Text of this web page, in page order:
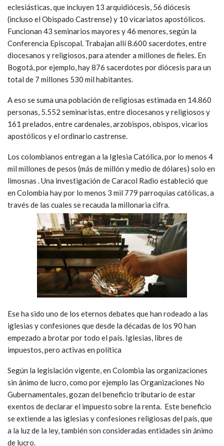
eclesiásticas, que incluyen 13 arquidiócesis, 56 diócesis
(incluso el Obispado Castrense) y 10 vicariatos apostólicos.
Funcionan 43 seminarios mayores y 46 menores, según la
Conferencia Episcopal. Trabajan allí 8.600 sacerdotes, entre
diocesanos y religiosos, para atender a millones de fieles. En
Bogotá, por ejemplo, hay 876 sacerdotes por diócesis para un
total de 7 millones 530 mil habitantes.
A eso se suma una población de religiosas estimada en 14.860
personas, 5.552 seminaristas, entre diocesanos y religiosos y
161 prelados, entre cardenales, arzobispos, obispos, vicarios
apostólicos y el ordinario castrense.
Los colombianos entregan a la Iglesia Católica, por lo menos 4
mil millones de pesos (más de millón y medio de dólares) solo en
limosnas . Una investigación de Caracol Radio estableció que
en Colombia hay por lo menos 3 mil 779 parroquias católicas, a
través de las cuales se recauda la millonaria cifra.
Ese ha sido uno de los eternos debates que han rodeado a las
iglesias y confesiones que desde la décadas de los 90 han
empezado a brotar por todo el país. Iglesias, libres de
impuestos, pero activas en política
Según la legislación vigente, en Colombia las organizaciones
sin ánimo de lucro, como por ejemplo las Organizaciones No
Gubernamentales, gozan del beneficio tributario de estar
exentos de declarar el impuesto sobre la renta. Este beneficio
se extiende a las iglesias y confesiones religiosas del país, que
a la luz de la ley, también son consideradas entidades sin ánimo
de lucro.